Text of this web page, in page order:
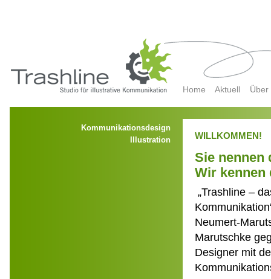
Home Aktuell
Kommunikationsdesign
Illustration
WILLKOMMEN!
Sie nennen
Wir kennen
„Trashline –
Neumert-
Marutschke
Designer mit